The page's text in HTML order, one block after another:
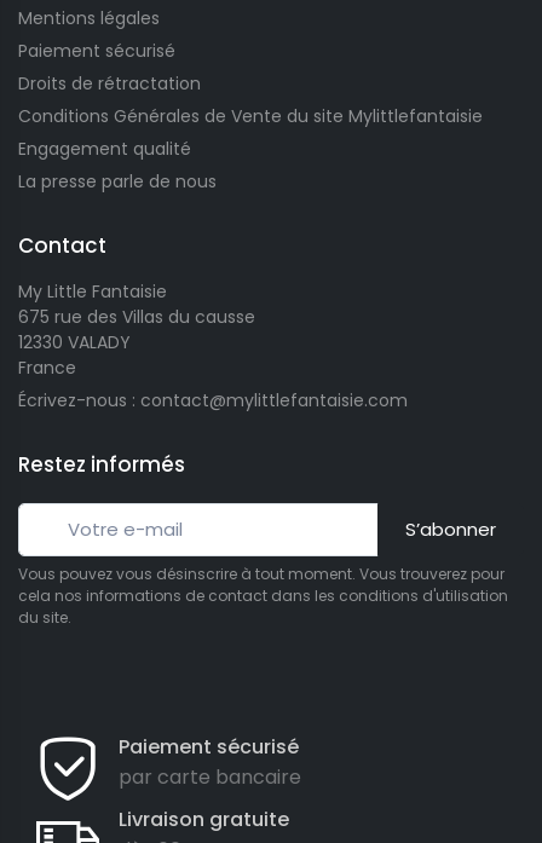
Mentions légales
Paiement sécurisé
Droits de rétractation
Conditions Générales de Vente du site Mylittlefantaisie
Engagement qualité
La presse parle de nous
Contact
My Little Fantaisie
675 rue des Villas du causse
12330 VALADY
France
Écrivez-nous : contact@mylittlefantaisie.com
Restez informés
S’abonner
Vous pouvez vous désinscrire à tout moment. Vous trouverez pour
cela nos informations de contact dans les conditions d'utilisation
du site.
Paiement sécurisé
par carte bancaire
Livraison gratuite